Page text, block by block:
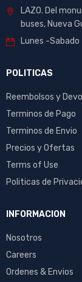
LAZO. Del
buses, Nueva
Lunes -
POLITICAS
Reembolsos y
Terminos de Pago
Terminos de Envio
Precios y Ofertas
Terms of Use
Politicas de
INFORMACION
Nosotros
Careers
Ordenes & Envios